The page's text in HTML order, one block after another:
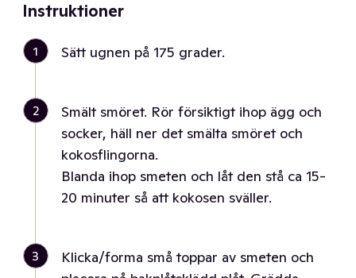
Instruktioner
1 Sätt ugnen på 175 grader.
2
Smält smöret. Rör försiktigt ihop ägg och
socker, häll ner det smälta smöret och
kokosflingorna.
Blanda ihop smeten och låt den stå ca 15-
20 minuter så att kokosen sväller.
3
Klicka/forma små toppar av smeten och